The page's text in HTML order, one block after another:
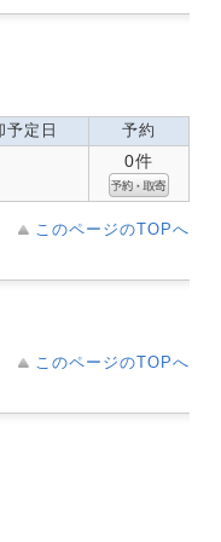
予定日 予約
0件
このページのTOPへ
このページのTOPへ